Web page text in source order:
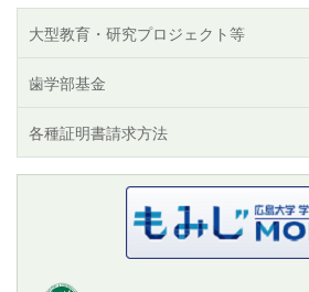
大型教育・研究プロジェクト等
歯学部基金
各種証明書請求方法